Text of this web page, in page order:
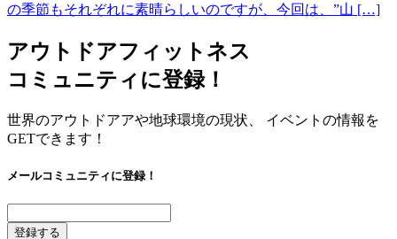
の季節もそれぞれに素晴らしいのですが、今回は、”山 […]
アウトドアフィットネス
コミュニティに登録！
世界のアウトドアアや地球環境の現状、 イベントの情報を
GETできます！
メールコミュニティに登録！